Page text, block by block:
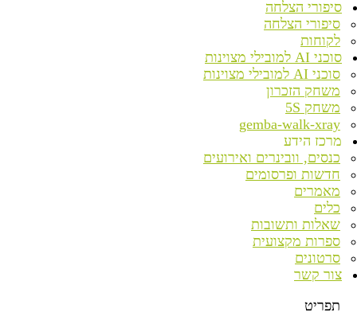
סיפורי הצלחה
סיפורי הצלחה
לקוחות
סוכני AI למובילי מצוינות
סוכני AI למובילי מצוינות
משחק הזכרון
משחק 5S
gemba-walk-xray
מרכז הידע
כנסים, וובינרים ואירועים
חדשות ופרסומים
מאמרים
כלים
שאלות ותשובות
ספרות מקצועית
סרטונים
צור קשר
תפריט